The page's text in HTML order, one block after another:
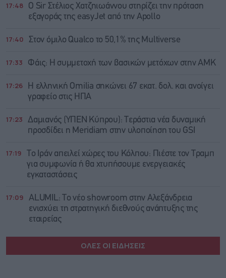
17:48
Ο Sir Στέλιος Χατζηιωάννου στηρίζει την πρόταση
εξαγοράς της easyJet από την Apollo
17:40 Στον όμιλο Qualco το 50,1% της Multiverse
17:33 Φάις: Η συμμετοχή των βασικών μετόχων στην ΑΜΚ
17:26
Η ελληνική Omilia σηκώνει 67 εκατ. δολ. και ανοίγει
γραφείο στις ΗΠΑ
17:23
Δαμιανός (ΥΠΕΝ Κύπρου): Τεράστια νέα δυναμική
προσδίδει η Meridiam στην υλοποίηση του GSI
17:19
Το Ιράν απειλεί χώρες του Κόλπου: Πιέστε τον Τραμπ
για συμφωνία ή θα χτυπήσουμε ενεργειακές
εγκαταστάσεις
17:09
ALUMIL: Το νέο showroom στην Αλεξάνδρεια
ενισχύει τη στρατηγική διεθνούς ανάπτυξης της
εταιρείας
ΟΛΕΣ ΟΙ ΕΙΔΗΣΕΙΣ